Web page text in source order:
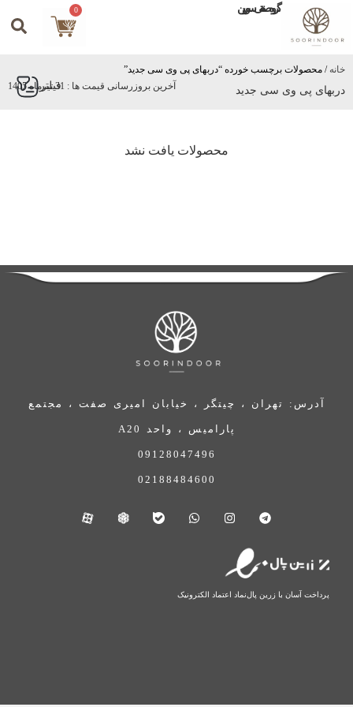
گروه صنعتی سورین 0
خانه / محصولات برچسب خورده “دربهای پی وی سی جدید”
فیلتر دربهای پی وی سی جدید آخرین بروزرسانی قیمت ها : 31 تیرماه 1405
محصولات یافت نشد
آدرس: تهران ، چیتگر ، خیابان امیری صفت ، مجتمع
پارامیس ، واحد A20
09128047496
02188484600
پرداخت آسان با زرین پالنماد اعتماد الکترونیک